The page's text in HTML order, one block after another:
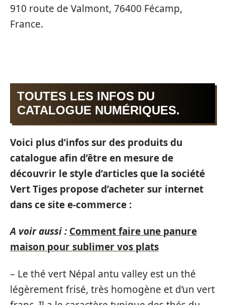
910 route de Valmont, 76400 Fécamp,
France.
TOUTES LES INFOS DU
CATALOGUE NUMÉRIQUES.
Voici plus d’infos sur des produits du
catalogue afin d’être en mesure de
découvrir le style d’articles que la société
Vert Tiges propose d’acheter sur internet
dans ce site e-commerce :
A voir aussi : Comment faire une panure
maison pour sublimer vos plats
– Le thé vert Népal antu valley est un thé
légèrement frisé, très homogène et d’un vert